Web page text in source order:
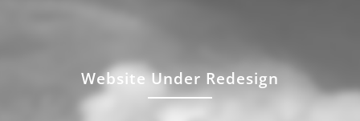
Website Under Redesign